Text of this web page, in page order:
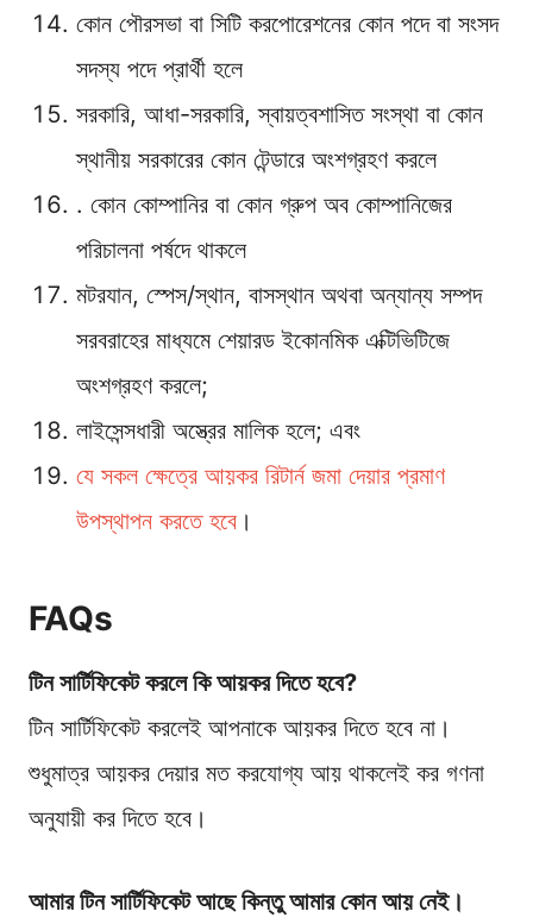
কোন পৌরসভা বা সিটি করপােরেশনের কোন পদে বা সংসদ
সদস্য পদে প্রার্থী হলে
সরকারি, আধা-সরকারি, স্বায়ত্বশাসিত সংস্থা বা কোন
স্থানীয় সরকারের কোন টেন্ডারে অংশগ্রহণ করলে
. কোন কোম্পানির বা কোন গ্রুপ অব কোম্পানিজের
পরিচালনা পর্ষদে থাকলে
মটরযান, স্পেস/স্থান, বাসস্থান অথবা অন্যান্য সম্পদ
সরবরাহের মাধ্যমে শেয়ারড ইকোনমিক এক্টিভিটিজে
অংশগ্রহণ করলে;
লাইসেন্সধারী অস্ত্রের মালিক হলে; এবং
যে সকল ক্ষেত্রে আয়কর রিটার্ন জমা দেয়ার প্রমাণ
উপস্থাপন করতে হবে ।
FAQs
টিন সার্টিফিকেট করলে কি আয়কর দিতে হবে?
টিন সার্টিফিকেট করলেই আপনাকে আয়কর দিতে হবে না।
শুধুমাত্র আয়কর দেয়ার মত করযোগ্য আয় থাকলেই কর গণনা
অনুযায়ী কর দিতে হবে।
আমার টিন সার্টিফিকেট আছে কিন্তু আমার কোন আয় নেই।